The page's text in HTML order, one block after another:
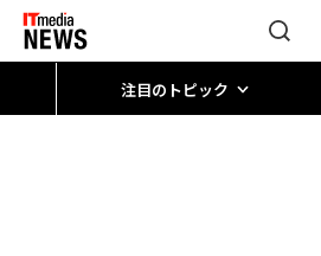
注目のトピック